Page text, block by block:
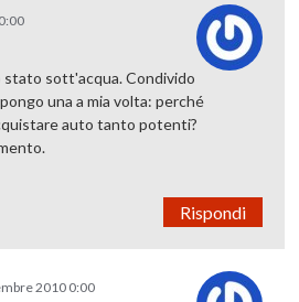
stato sott'acqua. Condivido
una a mia volta: perché
auto tanto potenti?
Rispondi
2010 0:00